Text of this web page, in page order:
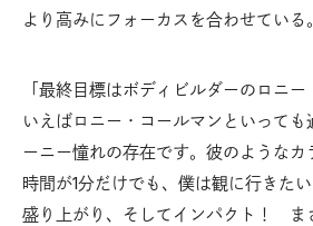
より高みにフォーカスを合わせている。
「最終目標はボディビルダーのロニ
いえばロニー・コールマンといって
ーニー憧れの存在です。彼のような
時間が1分だけでも、僕は観に行きた
盛り上がり、そしてインパクト！ ま